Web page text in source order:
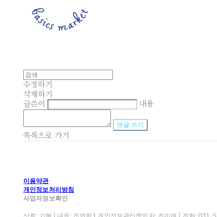
수정하기
삭제하기
글쓴이
내용
댓글 쓰기
목록으로 가기
이용약관
개인정보처리방침
사업자정보확인